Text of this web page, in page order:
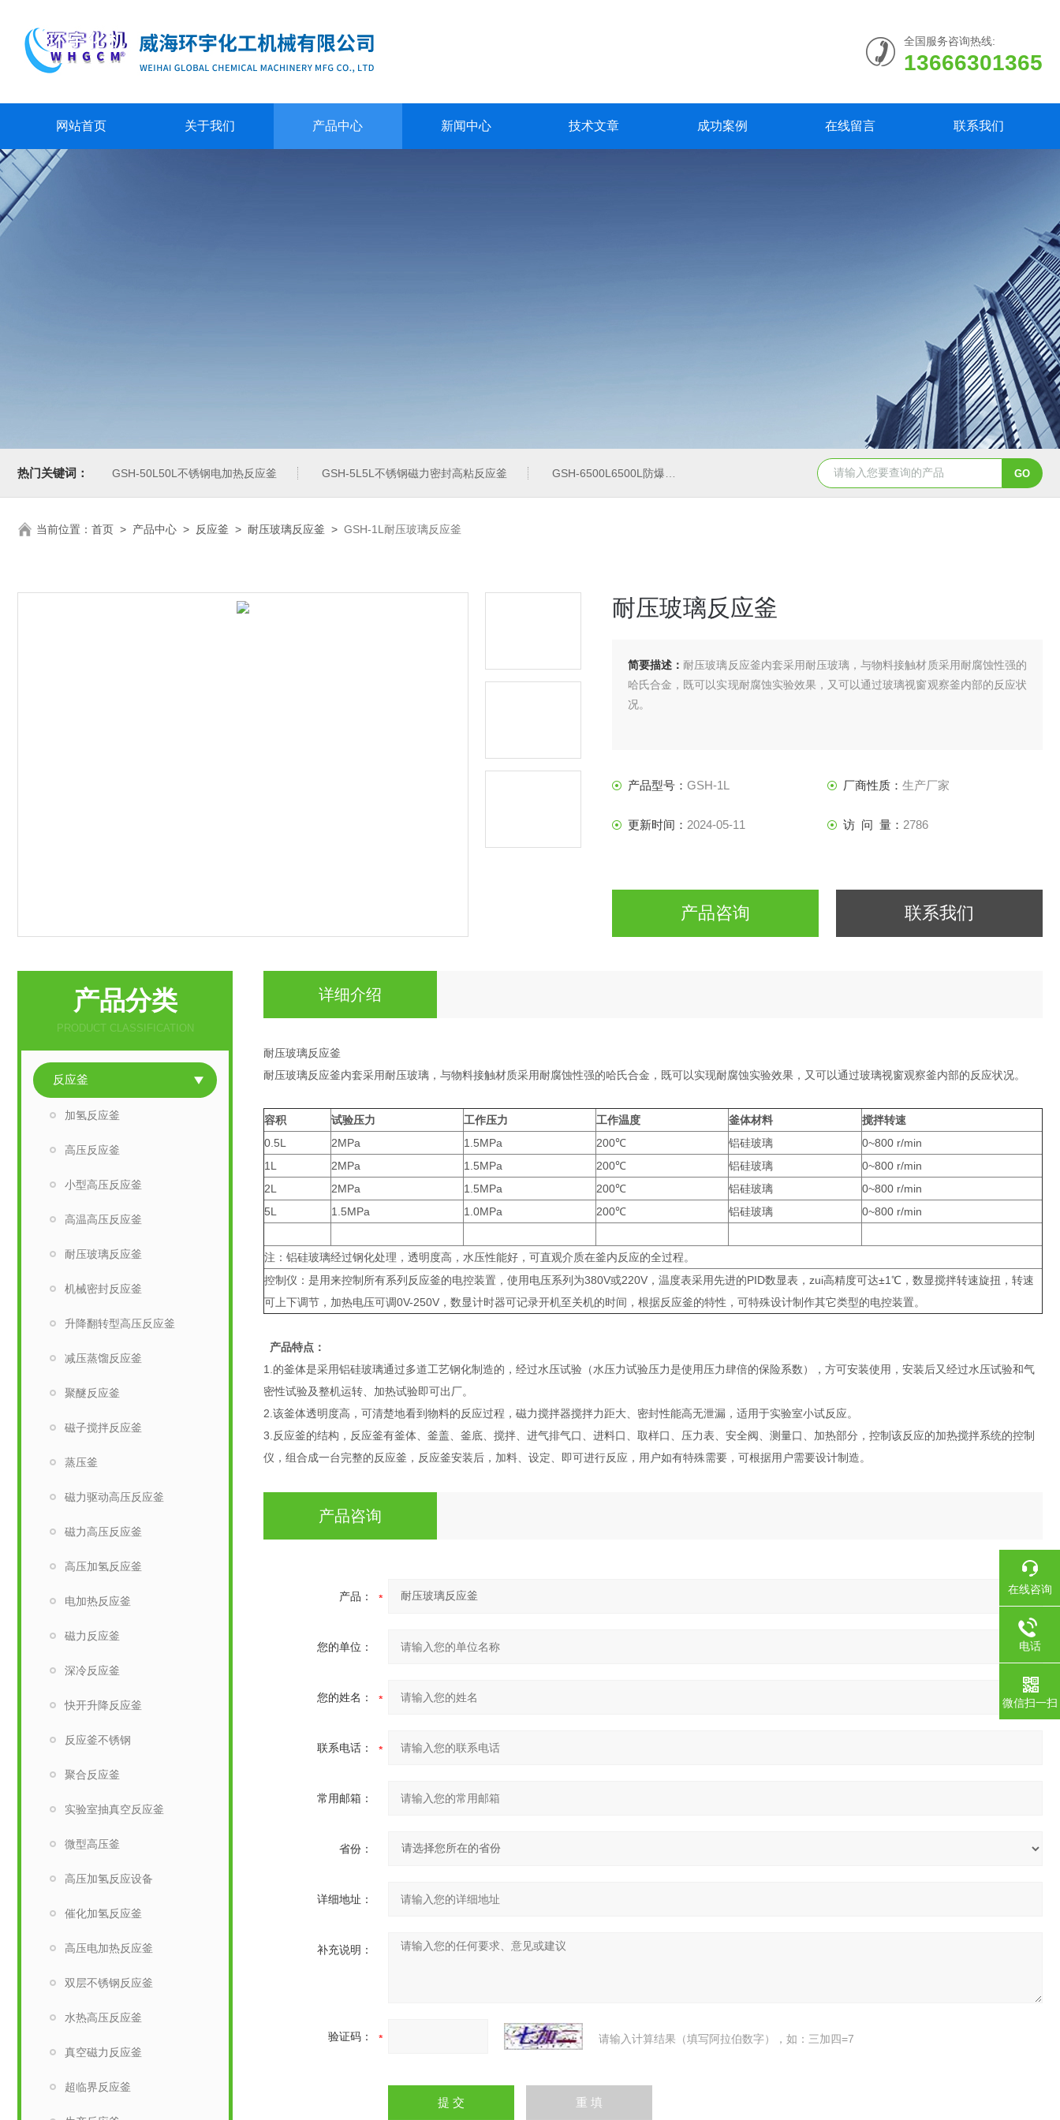
全国服务咨询热线:
13666301365
网站首页 关于我们 产品中心 新闻中心 技术文章 成功案例 在线留言 联系我们
热门关键词： GSH-50L50L不锈钢电加热反应釜 GSH-5L5L不锈钢磁力密封高粘反应釜 GSH-6500L6500L防爆加氢工业反应釜 GSH-0.5L0.5L不锈钢磁力密封聚酯反应釜
当前位置： 首页 > 产品中心 > 反应釜 > 耐压玻璃反应釜 > GSH-1L耐压玻璃反应釜
耐压玻璃反应釜
简要描述： 耐压玻璃反应釜内套采用耐压玻璃，与物料接触材质采用耐腐蚀性强的
哈氏合金，既可以实现耐腐蚀实验效果，又可以通过玻璃视窗观察釜内部的反应状
况。
产品型号： GSH-1L 厂商性质： 生产厂家
更新时间： 2024-05-11 访 问 量： 2786
产品咨询 联系我们
产品分类
PRODUCT CLASSIFICATION
反应釜
加氢反应釜
高压反应釜
小型高压反应釜
高温高压反应釜
耐压玻璃反应釜
机械密封反应釜
升降翻转型高压反应釜
减压蒸馏反应釜
聚醚反应釜
磁子搅拌反应釜
蒸压釜
磁力驱动高压反应釜
磁力高压反应釜
高压加氢反应釜
电加热反应釜
磁力反应釜
深冷反应釜
快开升降反应釜
反应釜不锈钢
聚合反应釜
实验室抽真空反应釜
微型高压釜
高压加氢反应设备
催化加氢反应釜
高压电加热反应釜
双层不锈钢反应釜
水热高压反应釜
真空磁力反应釜
超临界反应釜
详细介绍
耐压玻璃反应釜
耐压玻璃反应釜内套采用耐压玻璃，与物料接触材质采用耐腐蚀性强的哈氏合金，既可以实现耐腐蚀实验效果，又可以通过玻璃视窗观察釜内部的反应状况。
容积 试验压力 工作压力 工作温度 釜体材料
搅拌转速
0.5L
2MPa 1.5MPa 200℃ 铝硅玻璃
0~800 r/min
1L
2MPa 1.5MPa 200℃ 铝硅玻璃
0~800 r/min
2L
2MPa 1.5MPa 200℃ 铝硅玻璃
0~800 r/min
5L
1.5MPa 1.0MPa 200℃ 铝硅玻璃 0~800 r/min
注：铝硅玻璃经过钢化处理，透明度高，水压性能好，可直观介质在釜内反应的全过程。
控制仪：是用来控制所有系列反应釜的电控装置，使用电压系列为380V或220V，温度表采用先进的PID数显表，zui高精度可达±1℃，数显搅拌转速旋扭，转速
可上下调节，加热电压可调0V-250V，数显计时器可记录开机至关机的时间，根据反应釜的特性，可特殊设计制作其它类型的电控装置。
产品特点：
1.的釜体是采用铝硅玻璃通过多道工艺钢化制造的，经过水压试验（水压力试验压力是使用压力肆倍的保险系数），方可安装使用，安装后又经过水压试验和气
密性试验及整机运转、加热试验即可出厂。
2.该釜体透明度高，可清楚地看到物料的反应过程，磁力搅拌器搅拌力距大、密封性能高无泄漏，适用于实验室小试反应。
3.反应釜的结构，反应釜有釜体、釜盖、釜底、搅拌、进气排气口、进料口、取样口、压力表、安全阀、测量口、加热部分，控制该反应的加热搅拌系统的控制
仪，组合成一台完整的反应釜，反应釜安装后，加料、设定、即可进行反应，用户如有特殊需要，可根据用户需要设计制造。
产品咨询
产品：
您的单位：
您的姓名：
联系电话：
常用邮箱：
省份：
详细地址：
补充说明：
验证码： 请输入计算结果（填写阿拉伯数字），如：三加四=7
在线咨询
电话
微信扫一扫